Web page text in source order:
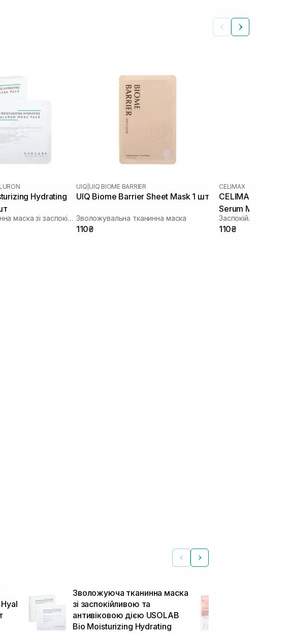
Hydrating
Зволожуюча тканинна маска зі заспокійливою та антивіковою дією
UIQ UIQ BIOME BARRIER
UIQ Biome Barrier Sheet Mask 1 шт
Зволожувальна тканинна маска
110₴
CELIMAX
CELIMAX The
Serum Mask 1 шт
110₴
Зволожуюча тканинна маска
зі заспокійливою та
антивіковою дією USOLAB
Bio Moisturizing Hydrating